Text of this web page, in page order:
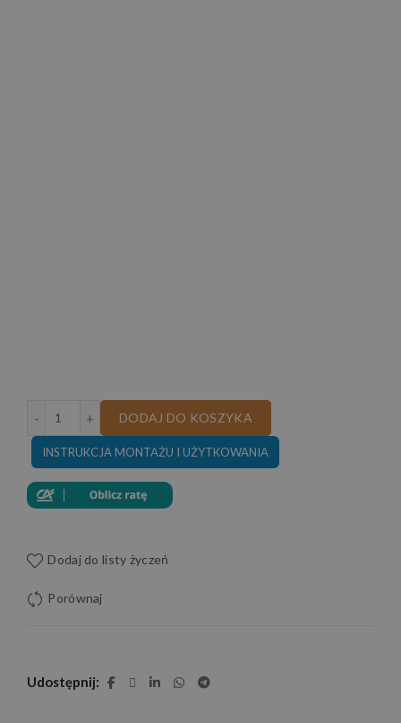
ilość SOFA CZTEROOSOBOWA TOSCANIA IV 315 CM
DODAJ DO KOSZYKA
INSTRUKCJA MONTAŻU I UŻYTKOWANIA
Dodaj do listy życzeń
Porównaj
Udostępnij